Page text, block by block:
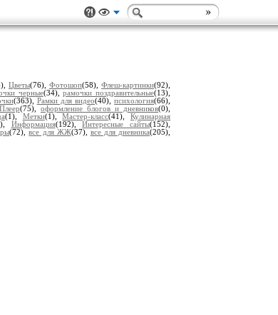
Цветы(76), Фотошоп(58), Флеш-картинки(92),
черные(34),рамочки поздравительные(13),
(363), Рамки для видео(40),психология(66),
Плеер(75), оформление блогов и дневников(0),
(1), Метки(1),Мастер-класс(41),Кулинарная
Информация(192),Интересные сайты(152),
(72),все для ЖЖ(37), все для дневника(205),